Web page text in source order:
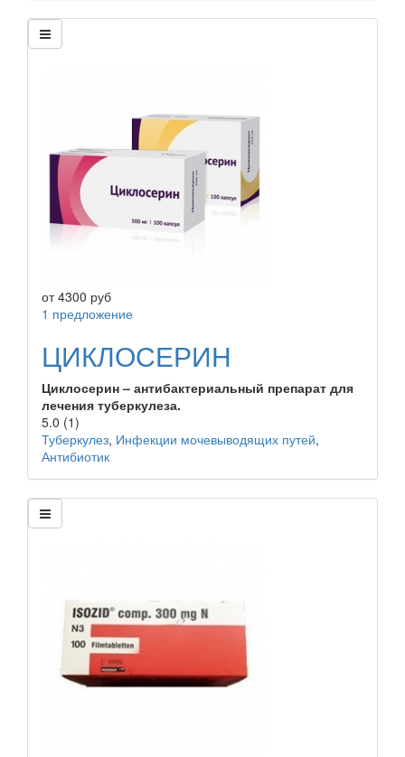
от4300 руб
1 предложение
ЦИКЛОСЕРИН
Циклосерин – антибактериальный препарат для
лечения туберкулеза.
5.0 (1)
Туберкулез, Инфекции мочевыводящих путей,
Антибиотик